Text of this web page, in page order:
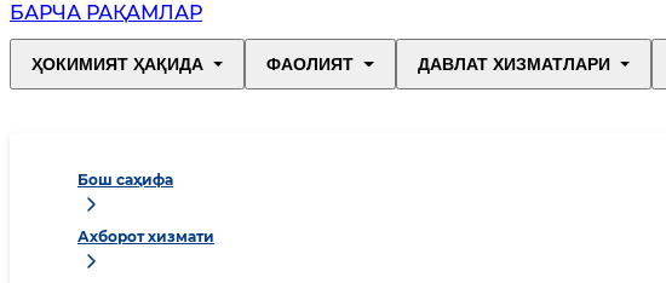
БАРЧА РАҚАМЛАР
ҲОКИМИЯТ ҲАҚИДА ФАОЛИЯТ ДАВЛАТ ХИЗМАТЛАРИ
Бош саҳифа
Ахборот хизмати